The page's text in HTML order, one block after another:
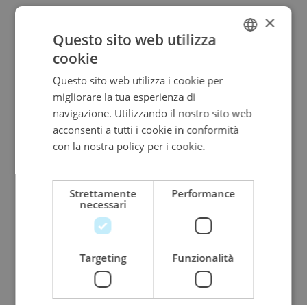
"Selezioniamo solo i diamanti più
rari"
Diamanti
×
Questo sito web utilizza
cookie
Questo sito web utilizza i cookie per
migliorare la tua esperienza di
navigazione. Utilizzando il nostro sito web
acconsenti a tutti i cookie in conformità
con la nostra policy per i cookie.
Strettamente
necessari
Performance
Targeting Funzionalità